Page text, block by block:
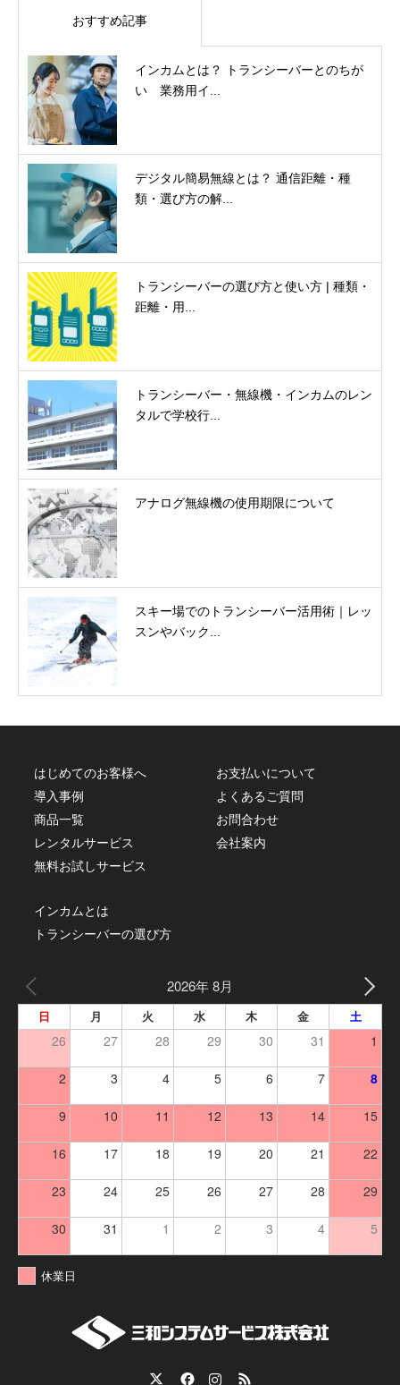
おすすめ記事
インカムとは？ トランシーバーとのちが
い 業務用イ...
デジタル簡易無線とは？ 通信距離・種
類・選び方の解...
トランシーバーの選び方と使い方 | 種類・
距離・用...
トランシーバー・無線機・インカムのレン
タルで学校行...
アナログ無線機の使用期限について
スキー場でのトランシーバー活用術｜レッ
スンやバック...
はじめてのお客様へ
導入事例
商品一覧
レンタルサービス
無料お試しサービス
お支払いについて
よくあるご質問
お問合わせ
会社案内
インカムとは
トランシーバーの選び方
2026年 8月
日 月 火 水 木 金 土
26 27 28 29 30 31 1
2 3 4 5 6 7 8
9 10 11 12 13 14 15
16 17 18 19 20 21 22
23 24 25 26 27 28 29
30 31 1 2 3 4 5
休業日
RSS